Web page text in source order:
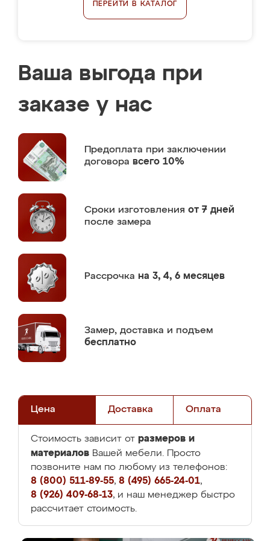
ПЕРЕЙТИ В КАТАЛОГ
Ваша выгода при
заказе у нас
Предоплата при заключении
договора всего 10%
Сроки изготовления от 7 дней
после замера
Рассрочка на 3, 4, 6 месяцев
Замер, доставка и подъем
бесплатно
Цена Доставка Оплата
Стоимость зависит от размеров и
материалов Вашей мебели. Просто
позвоните нам по любому из телефонов:
8 (800) 511-89-55, 8 (495) 665-24-01,
8 (926) 409-68-13, и наш менеджер быстро
рассчитает стоимость.